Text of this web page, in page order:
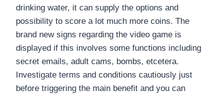
drinking water, it can supply the options and
possibility to score a lot much more coins. The
brand new signs regarding the video game is
displayed if this involves some functions including
secret emails, adult cams, bombs, etcetera.
Investigate terms and conditions cautiously just
before triggering the main benefit and you can